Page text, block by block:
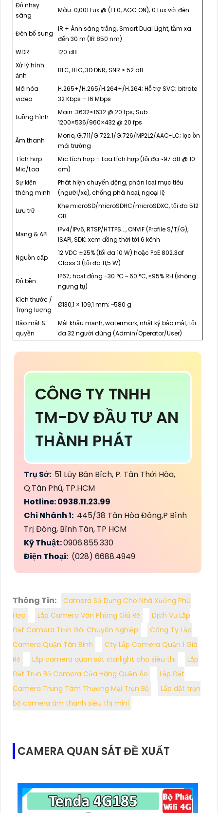
Độ nhạy
sáng
Màu: 0,001 Lux @ (F1.0, AGC ON); 0 Lux với đèn
Đèn bổ sung
IR + Ánh sáng trắng, Smart Dual Light, tầm xa
đến 30 m (IR 850 nm)
WDR
120 dB
Xử lý hình
ảnh
BLC, HLC, 3D DNR; SNR ≥ 52 dB
Mã hóa
video
H.265+/H.265/H.264+/H.264; Hỗ trợ SVC; bitrate
32 Kbps – 16 Mbps
Luồng hình
Main: 3632×1632 @ 20 fps; Sub:
1200×536/960×432 @ 20 fps
Âm thanh
Mono, G.711/G.722.1/G.726/MP2L2/AAC-LC; lọc ồn
môi trường
Tích hợp
Mic/Loa
Mic tích hợp + Loa tích hợp (tối đa ~97 dB @ 10
cm)
Sự kiện
thông minh
Phát hiện chuyển động, phân loại mục tiêu
(người/xe), chống phá hoại, ngoại lệ
Lưu trữ
Khe microSD/microSDHC/microSDXC, tối đa 512
GB
Mạng & API
IPv4/IPv6, RTSP/HTTPS..., ONVIF (Profile S/T/G),
ISAPI, SDK; xem đồng thời tới 6 kênh
Nguồn cấp
12 VDC ±25% (tối đa 10 W) hoặc PoE 802.3af
Class 3 (tối đa 11,5 W)
Độ bền
IP67; hoạt động -30 °C ~ 60 °C, ≤95% RH (không
ngưng tụ)
Kích thước /
Trọng lượng
Ø130,1 × 109,1 mm; ~580 g
Bảo mật &
quyền
Mật khẩu mạnh, watermark, nhật ký bảo mật; tối
đa 32 người dùng (Admin/Operator/User)
CÔNG TY TNHH
TM-DV ĐẦU TƯ AN
THÀNH PHÁT
Trụ Sở: 51 Lũy Bán Bích, P. Tân Thới Hòa,
Q.Tân Phú, TP.HCM
Hotline: 0938.11.23.99
Chi Nhánh 1: 445/38 Tân Hòa Đông,P Bình
Trị Đông, Bình Tân, TP HCM
Kỹ Thuật:0906.855.330
Điện Thoại: (028) 6688.4949
Thông Tin:
Camera Sử Dụng Cho Nhà Xưởng Phù
Hợp
Lắp Camera Văn Phòng Giá Rẻ
Dịch Vụ Lắp
Đặt Camera Trọn Gói Chuyên Nghiệp
Công Ty Lắp
Camera Quận Tân Bình
Cty Lắp Camera Quận 1 Giá
Rẻ
Lắp camera quan sát starlight cho siêu thị
Lắp
Đặt Trọn Bộ Camera Cửa Hàng Quần Áo
Lắp Đặt
Camera Trung Tâm Thương Mại Trọn Bộ
Lắp đặt trọn
bộ camera âm thanh siêu thị mini
CAMERA QUAN SÁT ĐỀ XUẤT